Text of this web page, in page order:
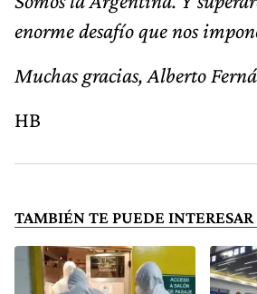
enorme desafío que nos
Muchas gracias, Alberto
HB
TAMBIÉN TE PUEDE INTERESAR